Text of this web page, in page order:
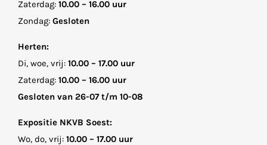
Zaterdag: 10.00 – 16.00 uur
Zondag: Gesloten
Herten:
Di, woe, vrij: 10.00 – 17.00 uur
Zaterdag: 10.00 – 16.00 uur
Gesloten van 26-07 t/m 10-08
Expositie NKVB Soest:
Wo, do, vrij: 10.00 – 17.00 uur